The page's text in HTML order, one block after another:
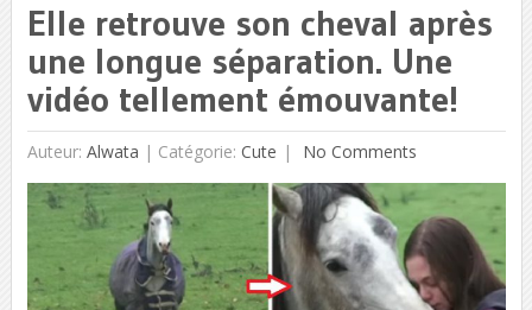
Elle retrouve son cheval après
une longue séparation. Une
vidéo tellement émouvante!
Auteur: Alwata | Catégorie: Cute No Comments